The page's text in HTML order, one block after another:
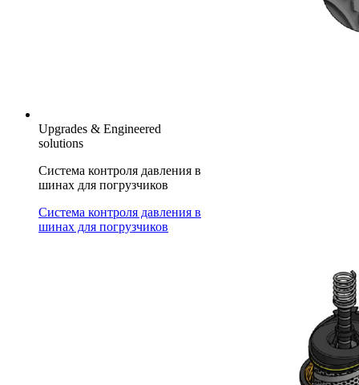
Upgrades & Engineered
solutions
Система контроля давления в
шинах для погрузчиков
Система контроля давления в
шинах для погрузчиков